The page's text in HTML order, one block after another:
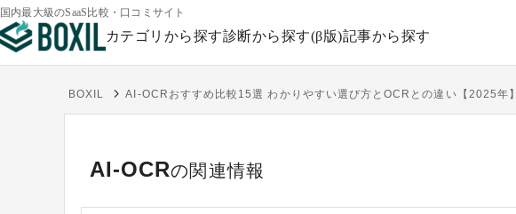
国内最大級のSaaS比較・口コミサイト
カテゴリから探す診断から探す(β版)記事から探す
BOXIL AI-OCRおすすめ比較15選 わかりやすい選び方とOCRとの違い【2025年】
AI-OCRの関連情報